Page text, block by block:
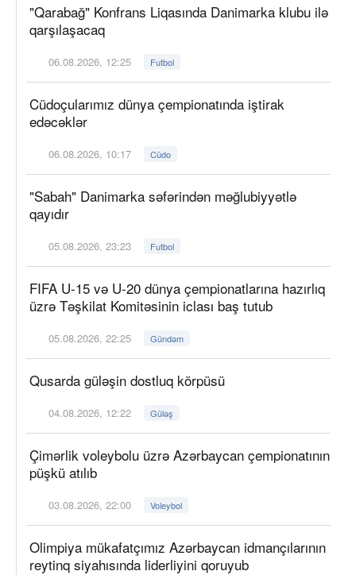
"Qarabağ" Konfrans Liqasında Danimarka klubu ilə
qarşılaşacaq
06.08.2026, 12:25 Futbol
Cüdoçularımız dünya çempionatında iştirak
edəcəklər
06.08.2026, 10:17 Cüdo
"Sabah" Danimarka səfərindən məğlubiyyətlə
qayıdır
05.08.2026, 23:23 Futbol
FIFA U-15 və U-20 dünya çempionatlarına hazırlıq
üzrə Təşkilat Komitəsinin iclası baş tutub
05.08.2026, 22:25 Gündəm
Qusarda güləşin dostluq körpüsü
04.08.2026, 12:22 Güləş
Çimərlik voleybolu üzrə Azərbaycan çempionatının
püşkü atılıb
03.08.2026, 22:00 Voleybol
Olimpiya mükafatçımız Azərbaycan idmançılarının
reytinq siyahısında liderliyini qoruyub